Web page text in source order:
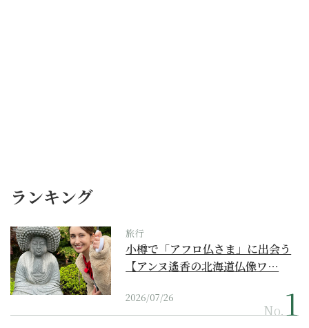
ランキング
旅行
小樽で「アフロ仏さま」に出会う
【アンヌ遙香の北海道仏像ワ…
2026/07/26
No.